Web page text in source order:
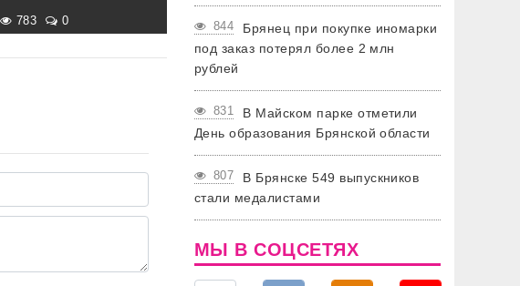
783 0 844
Брянец при покупке иномарки
под заказ потерял более 2 млн
рублей
831
В Майском парке отметили
День образования Брянской области
807
В Брянске 549 выпускников
стали медалистами
МЫ В СОЦСЕТЯХ